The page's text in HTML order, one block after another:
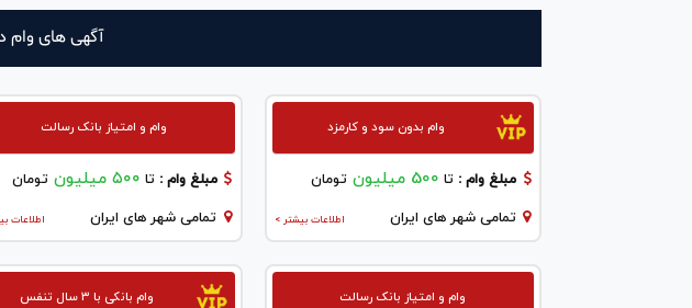
آگهی های وام
وام بدون سود و کارمزد
مبلغ وام : تا 500 میلیون تومان
اطلاعات بیشتر > تمامی شهر های ایران
وام و امتیاز بانک رسالت
مبلغ وام :تا ۵۰۰ میلیون تومان
اطلاعات تمامی شهر های ایران
وام و امتیاز بانک رسالت وام بانکی با ۳ سال تنفس